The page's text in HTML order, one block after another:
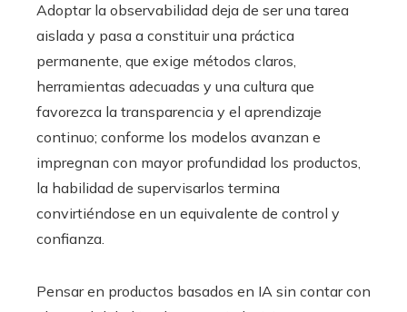
Adoptar la observabilidad deja de ser una tarea
aislada y pasa a constituir una práctica
permanente, que exige métodos claros,
herramientas adecuadas y una cultura que
favorezca la transparencia y el aprendizaje
continuo; conforme los modelos avanzan e
impregnan con mayor profundidad los productos,
la habilidad de supervisarlos termina
convirtiéndose en un equivalente de control y
confianza.
Pensar en productos basados en IA sin contar con